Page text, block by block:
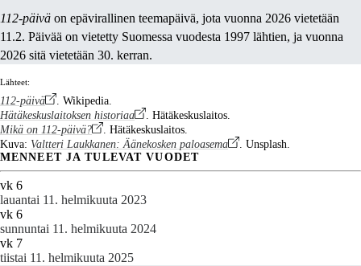
112-päivä on epävirallinen teemapäivä, jota vuonna 2026 vietetään
11.2. Päivää on vietetty Suomessa vuodesta 1997 lähtien, ja vuonna
2026 sitä vietetään 30. kerran.
Lähteet:
112-päivä
. Wikipedia.
Hätäkeskuslaitoksen historiaa
. Hätäkeskuslaitos.
Mikä on 112-päivä?
. Hätäkeskuslaitos.
Kuva: Valtteri Laukkanen: Äänekosken paloasema . Unsplash.
MENNEET JA TULEVAT VUODET
vk 6
lauantai 11. helmikuuta 2023
vk 6
sunnuntai 11. helmikuuta 2024
vk 7
tiistai 11. helmikuuta 2025